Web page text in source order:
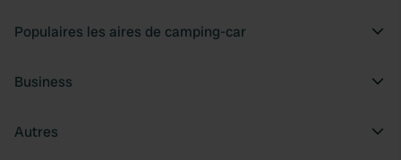
Populaires les aires de camping-car
Business
Autres